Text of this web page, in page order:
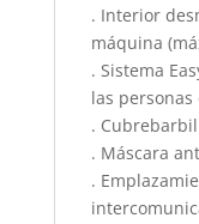
. Interior
máquina
. Sistema
las
.
. Máscara
.